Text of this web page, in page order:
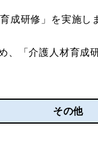
成研修」を実施
、「介護人材育成
その他